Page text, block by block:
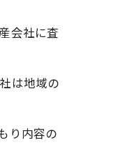
会社に査
は地域の
り内容の